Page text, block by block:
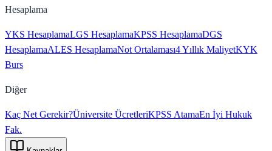
Hesaplama
YKS HesaplamaLGS HesaplamaKPSS HesaplamaDGS
HesaplamaALES HesaplamaNot Ortalaması4 Yıllık MaliyetKYK
Burs
Diğer
Kaç Net Gerekir?Üniversite ÜcretleriKPSS AtamaEn İyi Hukuk
Fak.